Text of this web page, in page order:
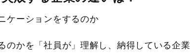
ケーションをするのか
のかを「社員が」理解し、納得している企業